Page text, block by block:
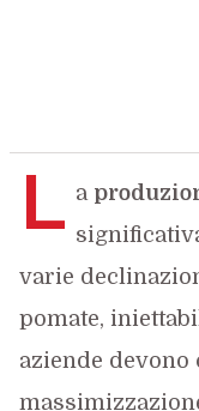
L a
varie
pomate,
aziende devono